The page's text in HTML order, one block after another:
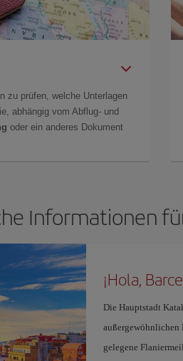
zu prüfen, welche Unterlagen
abhängig vom Abflug- und
oder ein anderes Dokument
Informationen
¡Hola,
Die Hauptstadt
außergewöhnlichen
gelegene